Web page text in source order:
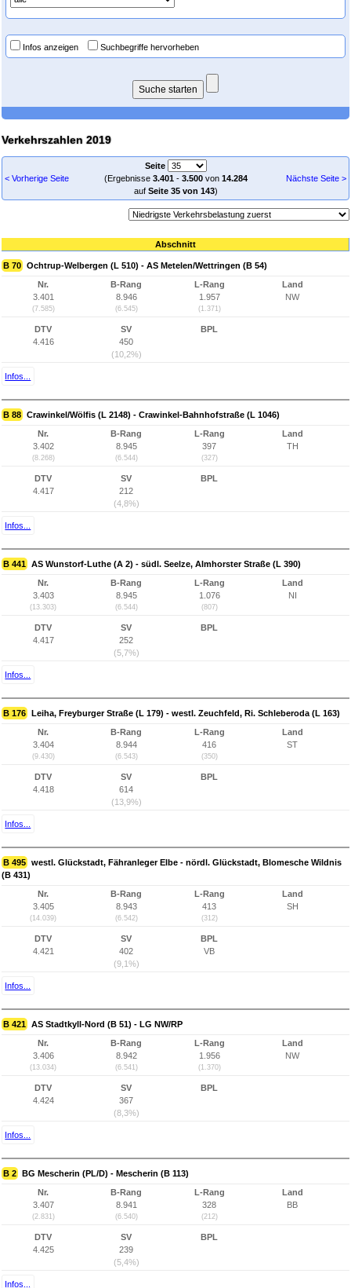
Infos anzeigen Suchbegriffe hervorheben
Verkehrszahlen 2019
< Vorherige Seite
Seite
(Ergebnisse 3.401- 3.500von 14.284
auf Seite 35 von 143)
Nächste Seite >
Abschnitt
B 70 Ochtrup-Welbergen (L 510) - AS Metelen/Wettringen (B 54)
Nr.
3.401
(7.585)
B-Rang
8.946
(6.545)
L-Rang
1.957
(1.371)
Land
NW
DTV
4.416
SV
450
(10,2%)
BPL
Infos...
B 88 Crawinkel/Wölfis (L 2148) - Crawinkel-Bahnhofstraße (L 1046)
Nr.
3.402
(8.268)
B-Rang
8.945
(6.544)
L-Rang
397
(327)
Land
TH
DTV
4.417
SV
212
(4,8%)
BPL
Infos...
B 441 AS Wunstorf-Luthe (A 2) - südl. Seelze, Almhorster Straße (L 390)
Nr.
3.403
(13.303)
B-Rang
8.945
(6.544)
L-Rang
1.076
(807)
Land
NI
DTV
4.417
SV
252
(5,7%)
BPL
Infos...
B 176 Leiha, Freyburger Straße (L 179) - westl. Zeuchfeld, Ri. Schleberoda (L 163)
Nr.
3.404
(9.430)
B-Rang
8.944
(6.543)
L-Rang
416
(350)
Land
ST
DTV
4.418
SV
614
(13,9%)
BPL
Infos...
B 495 westl. Glückstadt, Fähranleger Elbe - nördl. Glückstadt, Blomesche Wildnis
(B 431)
Nr.
3.405
(14.039)
B-Rang
8.943
(6.542)
L-Rang
413
(312)
Land
SH
DTV
4.421
SV
402
(9,1%)
BPL
VB
Infos...
B 421 AS Stadtkyll-Nord (B 51) - LG NW/RP
Nr.
3.406
(13.034)
B-Rang
8.942
(6.541)
L-Rang
1.956
(1.370)
Land
NW
DTV
4.424
SV
367
(8,3%)
BPL
Infos...
B 2 BG Mescherin (PL/D) - Mescherin (B 113)
Nr.
3.407
(2.831)
B-Rang
8.941
(6.540)
L-Rang
328
(212)
Land
BB
DTV
4.425
SV
239
(5,4%)
BPL
Infos...